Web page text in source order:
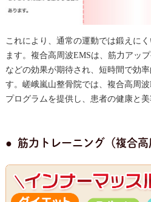
これにより、通常の運動では鍛えに
ます。複合高周波EMSは、筋力アッ
などの効果が期待され、短時間で効
す。嵯峨嵐山整骨院では、複合高周
プログラムを提供し、患者の健康と美
筋力トレーニング（複合